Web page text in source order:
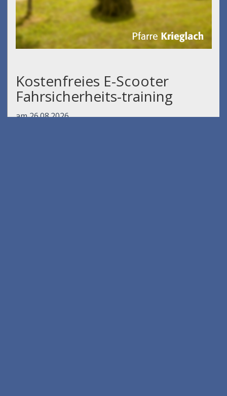
Kostenfreies E-Scooter
Fahrsicherheits-training
am 26.08.2026